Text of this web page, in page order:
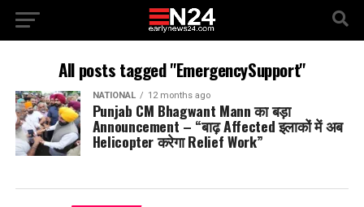
All posts tagged "EmergencySupport"
NATIONAL 12 months ago
Punjab CM Bhagwant Mann का बड़ा
Announcement – “बाढ़ Affected इलाकों में अब
Helicopter करेगा Relief Work”